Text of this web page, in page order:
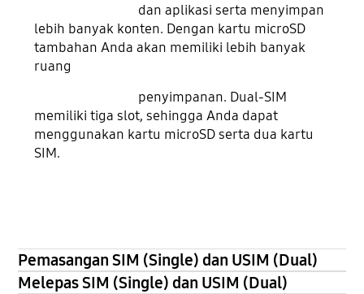
dan aplikasi serta menyimpan
lebih banyak konten. Dengan kartu microSD
tambahan Anda akan memiliki lebih banyak
ruang
penyimpanan. Dual-SIM
memiliki tiga slot, sehingga Anda dapat
menggunakan kartu microSD serta dua kartu
SIM.
Pemasangan SIM (Single) dan USIM (Dual)
Melepas SIM (Single) dan USIM (Dual)